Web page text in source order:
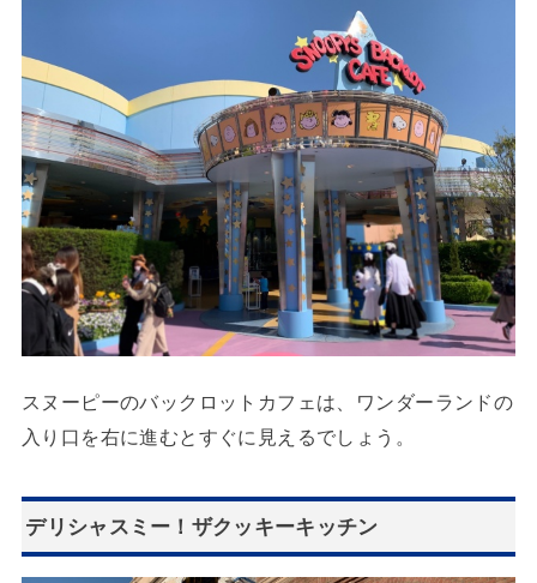
スヌーピーのバックロットカフェは、ワンダーランドの
入り口を右に進むとすぐに見えるでしょう。
デリシャスミー！ザクッキーキッチン